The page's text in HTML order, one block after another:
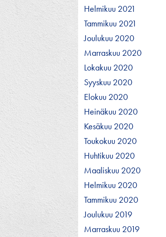
Helmikuu 2021
Tammikuu 2021
Joulukuu 2020
Marraskuu 2020
Lokakuu 2020
Syyskuu 2020
Elokuu 2020
Heinäkuu 2020
Kesäkuu 2020
Toukokuu 2020
Huhtikuu 2020
Maaliskuu 2020
Helmikuu 2020
Tammikuu 2020
Joulukuu 2019
Marraskuu 2019